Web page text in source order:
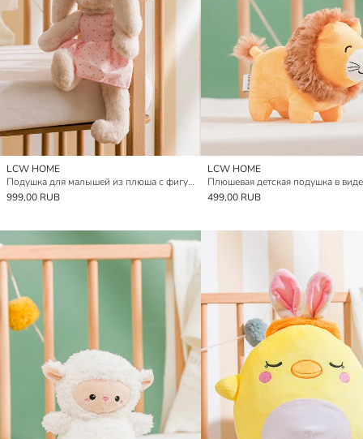
LCW HOME
Подушка для малышей из плюша с фигуркой кролика 37 см
999,00 RUB
LCW HOME
499,00 RUB